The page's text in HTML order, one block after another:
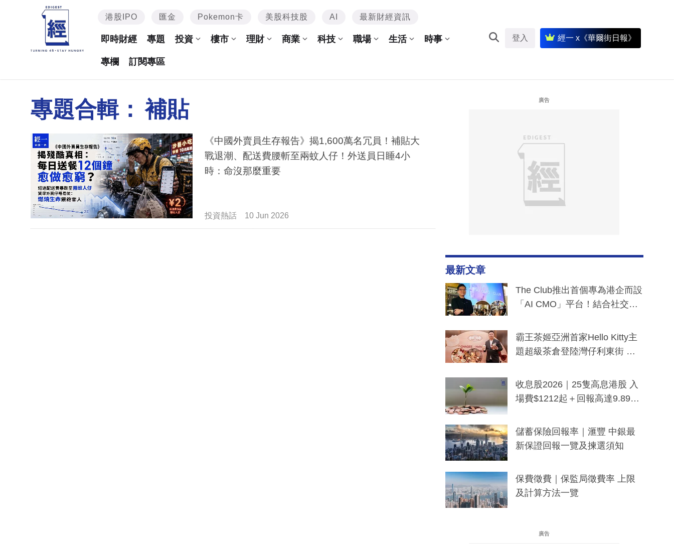
港股IPO 匯金 Pokemon卡 美股科技股 AI 最新財經資訊
即時財經 專題 投資 樓市 理財 商業 科技 職場 生活 時事
專欄 訂閱專區
登入 經一 x《華爾街日報》
專題合輯： 補貼
《中國外賣員生存報告》揭1,600萬名冗員！補貼大
戰退潮、配送費腰斬至兩蚊人仔！外送員日睡4小
時：命沒那麼重要
投資熱話 10 Jun 2026
廣告
最新文章
The Club推出首個專為港企而設
「AI CMO」平台！結合社交聆
分鐘生成「貼地」宣傳短片
霸王茶姬亞洲首家Hello Kitty主
題超級茶倉登陸灣仔利東街 推
y及香港限定特調系列
收息股2026｜25隻高息港股 入
場費$1212起＋回報高達9.89
儲蓄保險回報率｜滙豐 中銀最
新保證回報一覽及揀選須知
保費徵費｜保監局徵費率 上限
及計算方法一覽
廣告